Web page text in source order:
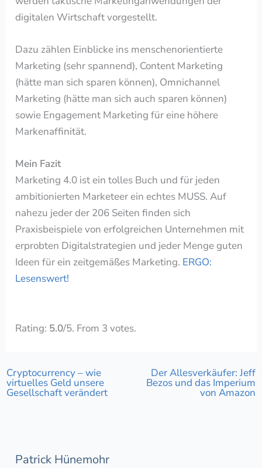
digitalen Wirtschaft vorgestellt.
Dazu zählen Einblicke ins menschenorientierte
Marketing (sehr spannend), Content Marketing
(hätte man sich sparen können), Omnichannel
Marketing (hätte man sich auch sparen können)
sowie Engagement Marketing für eine höhere
Markenaffinität.
Mein Fazit
Marketing 4.0 ist ein tolles Buch und für jeden
ambitionierten Marketeer ein echtes MUSS. Auf
nahezu jeder der 206 Seiten finden sich
Praxisbeispiele von erfolgreichen Unternehmen mit
erprobten Digitalstrategien und jeder Menge guten
Ideen für ein zeitgemäßes Marketing. ERGO:
Lesenswert!
Rating: 5.0/5. From 3 votes.
Cryptocurrency – wie
virtuelles Geld unsere
Gesellschaft verändert
Der Allesverkäufer: Jeff
Bezos und das Imperium
von Amazon
Patrick Hünemohr